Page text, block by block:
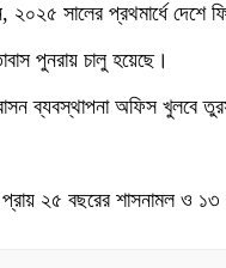
সালের প্রথমার্ধে দেশে
পুনরায় চালু হয়েছে।
ব্যবস্থাপনা অফিস
২৫ বছরের শাসনামল ও ১৩